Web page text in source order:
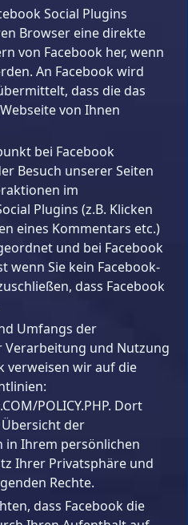
Social Plugins
Browser eine direkte
von Facebook her, wenn
An Facebook wird
dass die das
von Ihnen
bei Facebook
Besuch unserer Seiten
im
Plugins (z.B. Klicken
eines Kommentars etc.)
und bei Facebook
wenn Sie kein Facebook-
dass Facebook
Umfangs der
Verarbeitung und Nutzung
verweisen wir auf die
POLICY.PHP. Dort
der
in Ihrem persönlichen
Ihrer Privatsphäre und
Rechte.
dass Facebook die